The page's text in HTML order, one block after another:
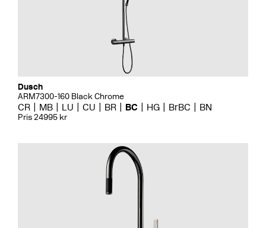
Dusch
ARM7300-160 Black Chrome
CR MB LU CU BR BC HG BrBC BN
Pris 24995 kr